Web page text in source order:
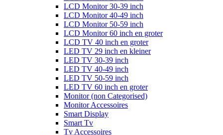
LCD Monitor 30-39 inch
LCD Monitor 40-49 inch
LCD Monitor 50-59 inch
LCD Monitor 60 inch en groter
LCD TV 40 inch en groter
LED TV 29 inch en kleiner
LED TV 30-39 inch
LED TV 40-49 inch
LED TV 50-59 inch
LED TV 60 inch en groter
Monitor (non Categorised)
Monitor Accessoires
Smart Display
Smart Tv
Tv Accessoires